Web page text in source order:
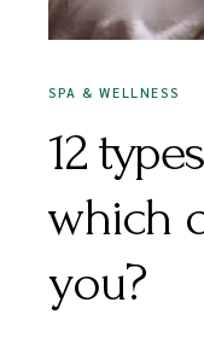
SPA & WELLNESS
12
which
you?